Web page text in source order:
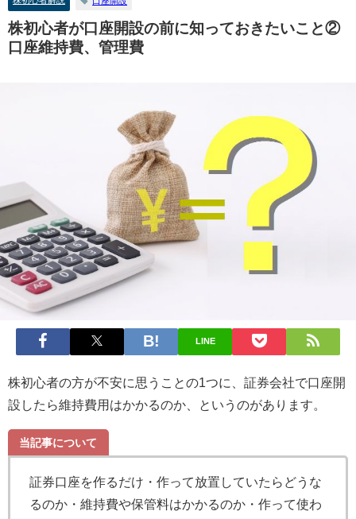
株初心者が口座開設の前に知っておきたいこと②
口座維持費、管理費
LINE
株初心者の方が不安に思うことの1つに、証券会社で口座開
設したら維持費用はかかるのか、というのがあります。
当記事について
証券口座を作るだけ・作って放置していたらどうな
るのか・維持費や保管料はかかるのか・作って使わ